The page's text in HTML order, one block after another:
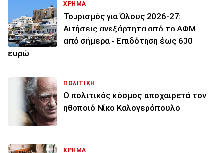
ΧΡΗΜΑ
Τουρισμός για Όλους 2026-27:
Αιτήσεις ανεξάρτητα από το ΑΦΜ
από σήμερα - Επιδότηση έως 600
ευρώ
ΠΟΛΙΤΙΚΗ
Ο πολιτικός κόσμος αποχαιρετά τον
ηθοποιό Νίκο Καλογερόπουλο
ΧΡΗΜΑ